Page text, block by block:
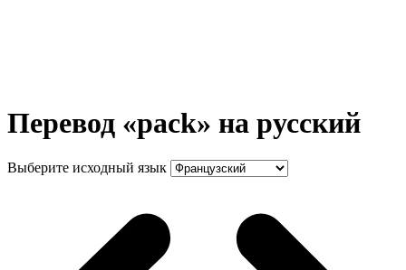
Перевод «pack» на русский
Выберите исходный язык